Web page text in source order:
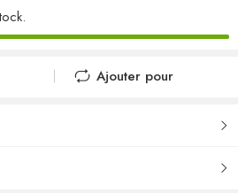
Ajouter pour